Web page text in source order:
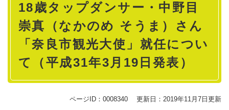
18歳タップダンサー・中野目
崇真（なかのめ そうま）さん
「奈良市観光大使」就任につい
て（平成31年3月19日発表）
ページID：0008340 更新日：2019年11月7日更新